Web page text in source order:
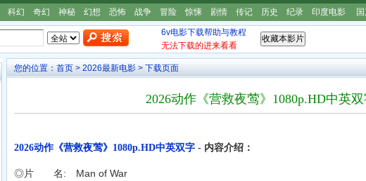
科幻 奇幻 神秘 幻想 恐怖 战争 冒险 惊悚 剧情 传记 历史 纪录 印度电影
6v电影下载帮助与教程
无法下载的进来看看
您的位置： 首页 > 2026最新电影 > 下载页面
2026动作《营救夜莺》1080p.HD中英
2026动作《营救夜莺》1080p.HD中英双字 - 内容介绍：
◎片 名: Man of War